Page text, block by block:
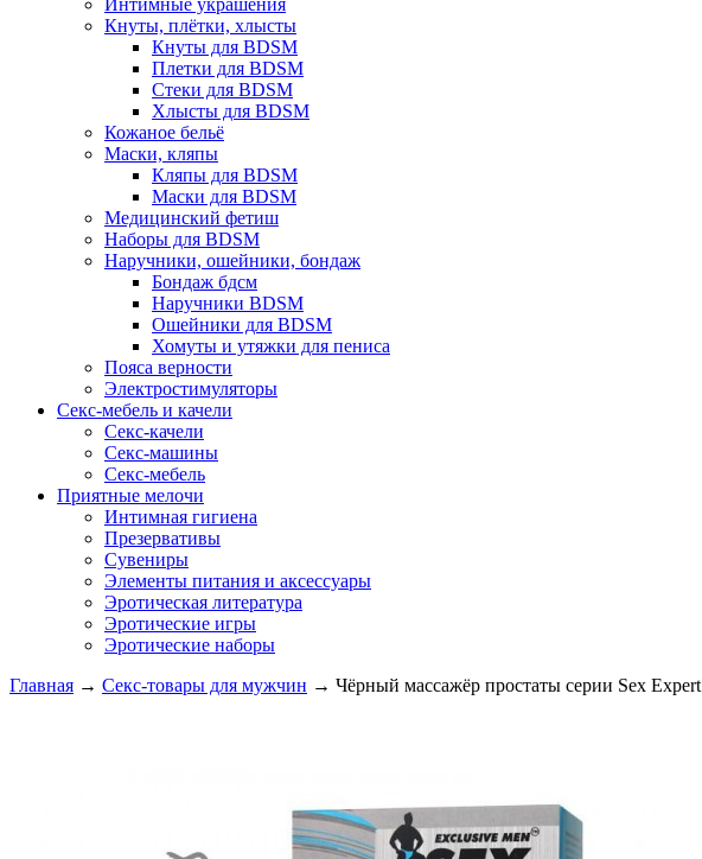
Интимные украшения
Кнуты, плётки, хлысты
Кнуты для BDSM
Плетки для BDSM
Стеки для BDSM
Хлысты для BDSM
Кожаное бельё
Маски, кляпы
Кляпы для BDSM
Маски для BDSM
Медицинский фетиш
Наборы для BDSM
Наручники, ошейники, бондаж
Бондаж бдсм
Наручники BDSM
Ошейники для BDSM
Хомуты и утяжки для пениса
Пояса верности
Электростимуляторы
Секс-мебель и качели
Секс-качели
Секс-машины
Секс-мебель
Приятные мелочи
Интимная гигиена
Презервативы
Сувениры
Элементы питания и аксессуары
Эротическая литература
Эротические игры
Эротические наборы
Главная → Секс-товары для мужчин → Чёрный массажёр простаты серии Sex Expert